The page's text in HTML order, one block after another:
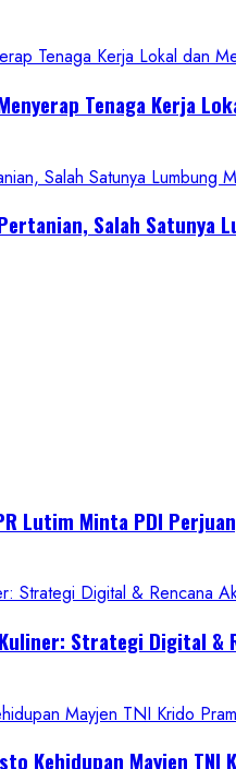
Tenaga Kerja Lokal dan
Tenaga Kerja
Salah Satunya Lumbung
Salah Satunya
Lutim Minta PDI
Strategi Digital & Rencana
Strategi Digital &
Mayjen TNI Krido
Kehidupan Mayjen